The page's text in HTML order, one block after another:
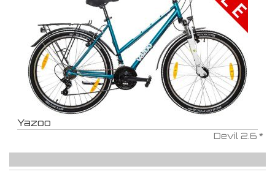
Yazoo
Devil 2.6 *